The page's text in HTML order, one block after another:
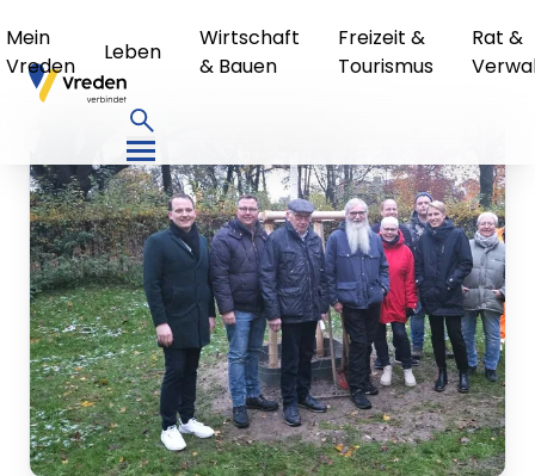
Mein
Vreden
Leben
Wirtschaft
& Bauen
Freizeit &
Tourismus
Rat &